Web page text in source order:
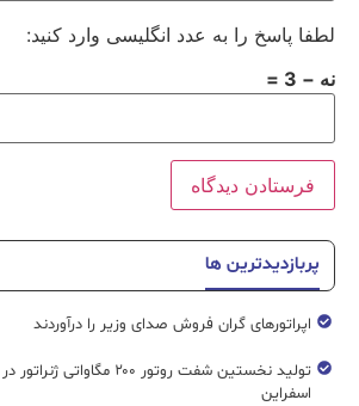
لطفا پاسخ را به عدد انگلیسی وارد کنید:
نه − 3 =
پربازدیدترین ها
اپراتورهای گران فروش صدای وزیر را درآوردند
تولید نخستین شفت روتور ۲۰۰
اسفراین